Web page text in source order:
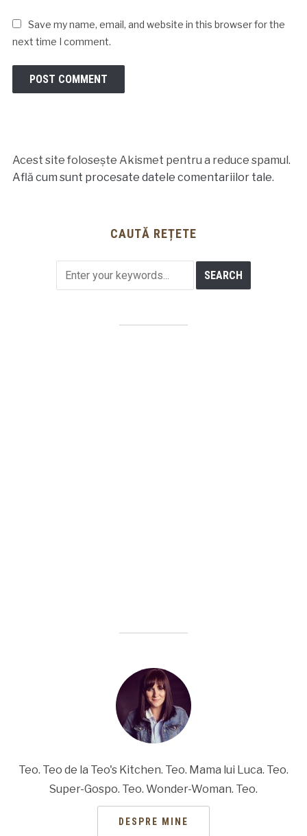
Save my name, email, and website in this browser for the
next time I comment.
Acest site folosește Akismet pentru a reduce spamul.
Află cum sunt procesate datele comentariilor tale.
CAUTĂ REȚETE
Teo. Teo de la Teo's Kitchen. Teo. Mama lui Luca. Teo.
Super-Gospo. Teo. Wonder-Woman. Teo.
DESPRE MINE